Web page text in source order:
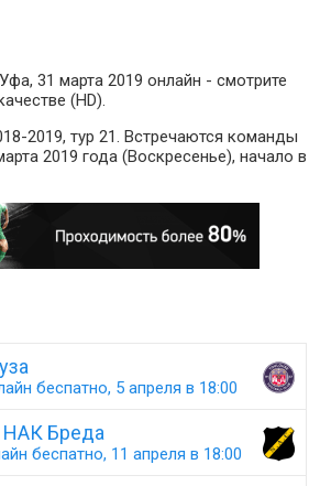
31 марта 2019 онлайн - смотрите
(HD).
2019, тур 21. Встречаются команды
2019 года (Воскресенье), начало в
беспатно, 5 апреля в 18:00
НАК Бреда
беспатно, 11 апреля в 18:00